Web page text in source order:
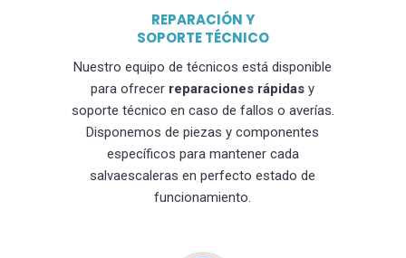
REPARACIÓN Y
SOPORTE TÉCNICO
Nuestro equipo de técnicos está disponible
para ofrecer reparaciones rápidas y
soporte técnico en caso de fallos o averías.
Disponemos de piezas y componentes
específicos para mantener cada
salvaescaleras en perfecto estado de
funcionamiento.